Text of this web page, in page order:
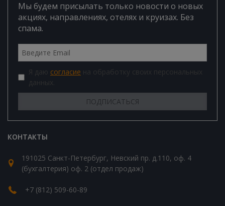
Мы будем присылать только новости о новых
акциях, направлениях, отелях и круизах. Без
спама.
Я даю согласие на обработку своих персональных
данных.
КОНТАКТЫ
191025 Санкт-Петербург, Невский пр. д.110, оф. 4
(бухгалтерия) оф. 2 (отдел продаж)
+7 (812) 509-60-89